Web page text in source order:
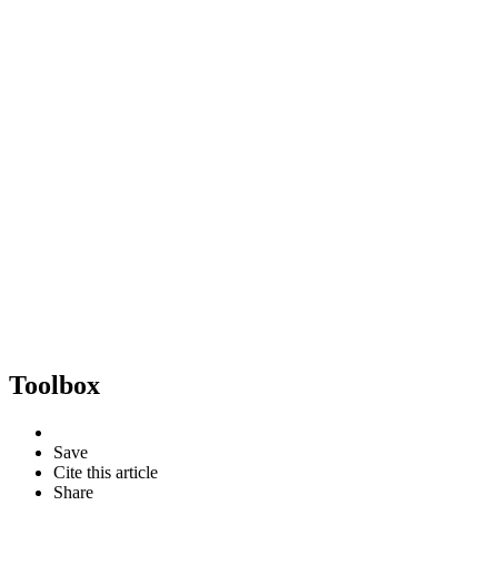
Toolbox
Save
Cite this article
Share